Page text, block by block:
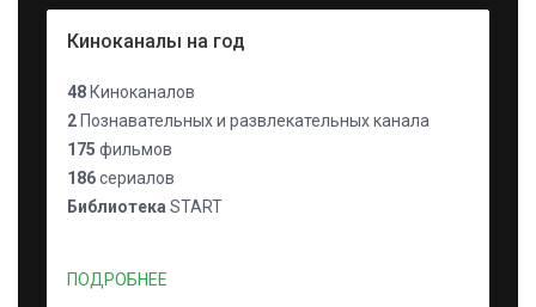
Киноканалы на год
48 Киноканалов
2 Познавательных и развлекательных канала
175 фильмов
186сериалов
Библиотека START
ПОДРОБНЕЕ